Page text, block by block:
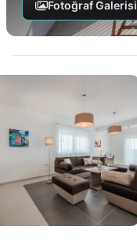
Fotoğraf Galerisi